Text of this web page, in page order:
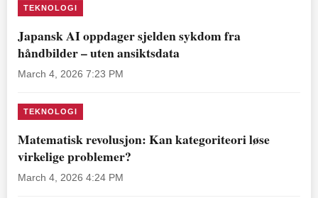
TEKNOLOGI
Japansk AI oppdager sjelden sykdom fra
håndbilder – uten ansiktsdata
March 4, 2026 7:23 PM
TEKNOLOGI
Matematisk revolusjon: Kan kategoriteori løse
virkelige problemer?
March 4, 2026 4:24 PM